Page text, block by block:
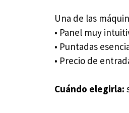
Una de las
• Panel muy
• Puntadas
• Precio de
Cuándo elegirla: